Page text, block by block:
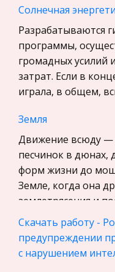
Бухгалтерский
История
Уголовное
Экскурсии и
Маркетинг,
Социология
Религия
Культурология
Экологическое
Физкультура и
Теория
История
Солнечная
Разрабатываются
программы,
громадных усилий
затрат. Если в
играла, в общем,
Земля
Движение всюду —
песчинок в дюнах,
форм жизни до
Земле, когда она
землетрясения и
Разработка новых
продвижении
Скачать работу -
предупреждении
с нарушением